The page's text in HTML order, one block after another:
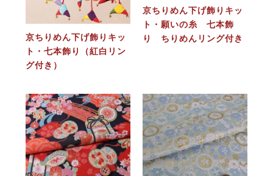
京ちりめん下げ飾りキッ
ト・七本飾り（紅白リン
グ付き）
京ちりめん下げ飾りキッ
ト・願いの糸 七本飾
り ちりめんリング付き